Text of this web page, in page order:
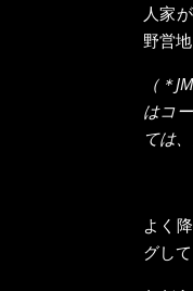
人家
野営
（＊
はコ
ては
よく
グし